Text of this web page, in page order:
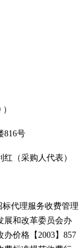
）
816号
红（采购人代表）
代理服务收费管理
展和改革委员会办
价格【2003】857